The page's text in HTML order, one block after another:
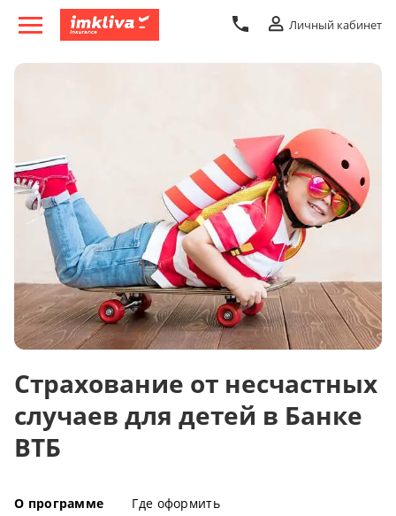
Личный кабинет
Страхование от несчастных
случаев для детей в Банке
ВТБ
О программе Где оформить